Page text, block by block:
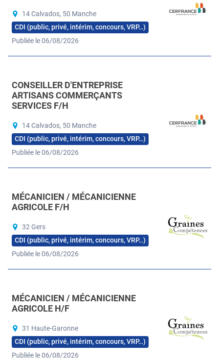
14 Calvados, 50 Manche
CDI (public, privé, intérim, concours, VRP…)
Publiée le 06/08/2026
CONSEILLER D'ENTREPRISE
ARTISANS COMMERÇANTS
SERVICES F/H
14 Calvados, 50 Manche
CDI (public, privé, intérim, concours, VRP…)
Publiée le 06/08/2026
MÉCANICIEN / MÉCANICIENNE
AGRICOLE F/H
32 Gers
CDI (public, privé, intérim, concours, VRP…)
Publiée le 06/08/2026
MÉCANICIEN / MÉCANICIENNE
AGRICOLE H/F
31 Haute-Garonne
CDI (public, privé, intérim, concours, VRP…)
Publiée le 06/08/2026